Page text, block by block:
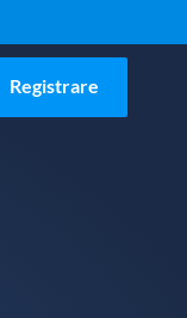
Registrare